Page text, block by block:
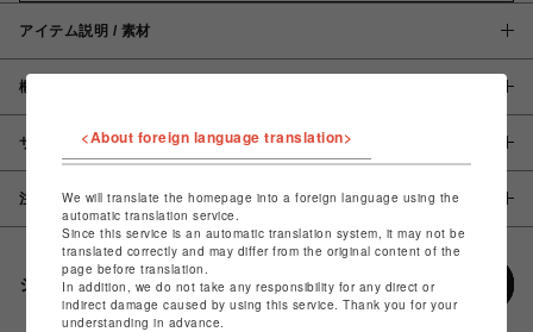
アイテム説明 / 素材
概要
サイズ
注意事項
シェアする
<About foreign language translation>
We will translate the homepage into a foreign language using the
automatic translation service.
Since this service is an automatic translation system, it may not be
translated correctly and may differ from the original content of the
page before translation.
In addition, we do not take any responsibility for any direct or
indirect damage caused by using this service. Thank you for your
understanding in advance.